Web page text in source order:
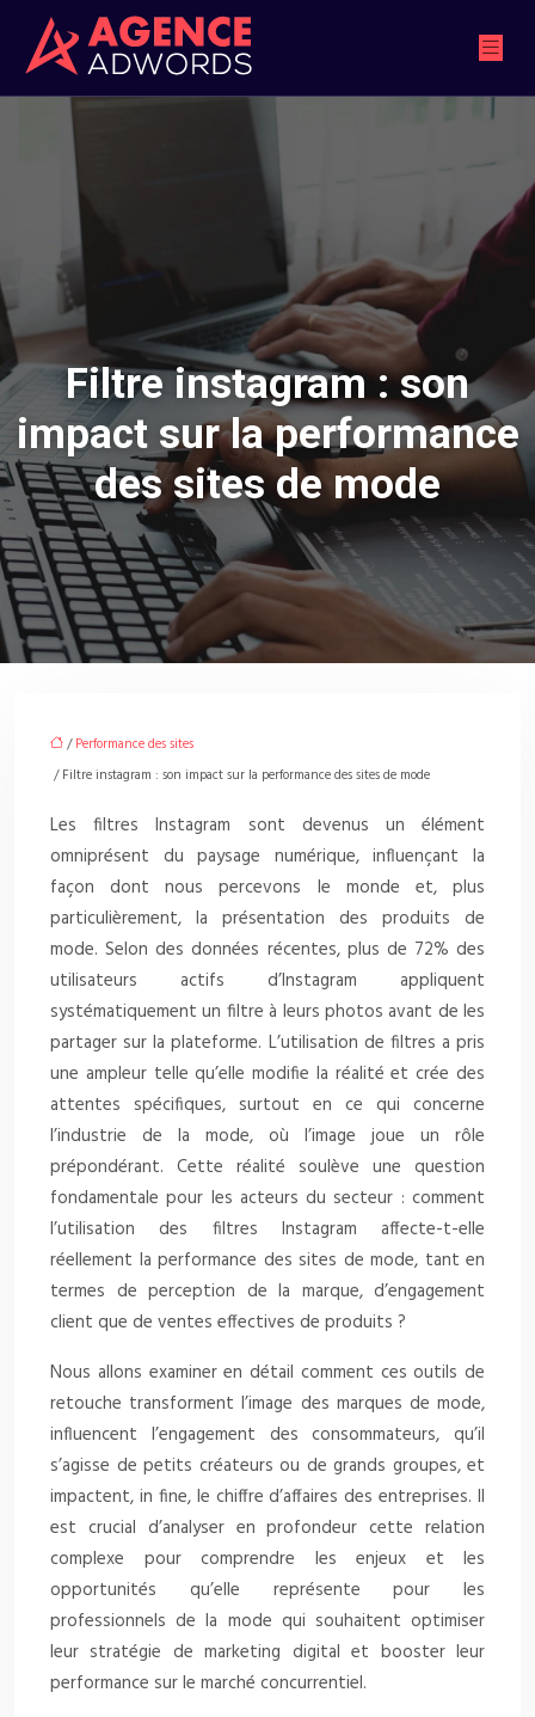
Filtre instagram : son
impact sur la performance
des sites de mode
/Performance des sites
/ Filtre instagram : son impact sur la performance des sites de mode
Les filtres Instagram sont devenus un élément
omniprésent du paysage numérique, influençant la
façon dont nous percevons le monde et, plus
particulièrement, la présentation des produits de
mode. Selon des données récentes, plus de 72% des
utilisateurs actifs d’Instagram appliquent
systématiquement un filtre à leurs photos avant de les
partager sur la plateforme. L’utilisation de filtres a pris
une ampleur telle qu’elle modifie la réalité et crée des
attentes spécifiques, surtout en ce qui concerne
l’industrie de la mode, où l’image joue un rôle
prépondérant. Cette réalité soulève une question
fondamentale pour les acteurs du secteur : comment
l’utilisation des filtres Instagram affecte-t-elle
réellement la performance des sites de mode, tant en
termes de perception de la marque, d’engagement
client que de ventes effectives de produits ?
Nous allons examiner en détail comment ces outils de
retouche transforment l’image des marques de mode,
influencent l’engagement des consommateurs, qu’il
s’agisse de petits créateurs ou de grands groupes, et
impactent, in fine, le chiffre d’affaires des entreprises. Il
est crucial d’analyser en profondeur cette relation
complexe pour comprendre les enjeux et les
opportunités qu’elle représente pour les
professionnels de la mode qui souhaitent optimiser
leur stratégie de marketing digital et booster leur
performance sur le marché concurrentiel.